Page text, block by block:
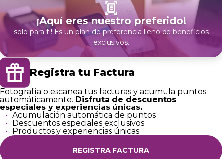
SVG
¡Aquí eres nuestro preferido!
solo para ti! Es un plan de preferencia lleno de beneficios
exclusivos.
SVG
Registra tu Factura
Fotografía o escanea tus facturas y acumula puntos
automáticamente. Disfruta de descuentos
especiales y experiencias únicas.
Acumulación automática de puntos
Descuentos especiales exclusivos
Productos y experiencias únicas
REGISTRA FACTURA